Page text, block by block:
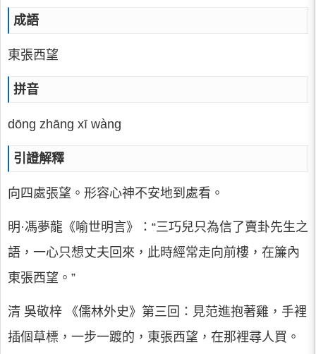
成語
東張西望
拼音
dōng zhāng xī wàng
引證解釋
向四處張望。形容心神不安地到處看。
明·馮夢龍《喻世明言》：“三巧兒只為信了賣卦先生之
語，一心只想丈夫回來，此時經常走向前樓，在簾內
東張西望。”
清 吳敬梓 《儒林外史》第三回：見范進抱著雞，手裡
插個草標，一步一踱的，東張西望，在那裡尋人買。